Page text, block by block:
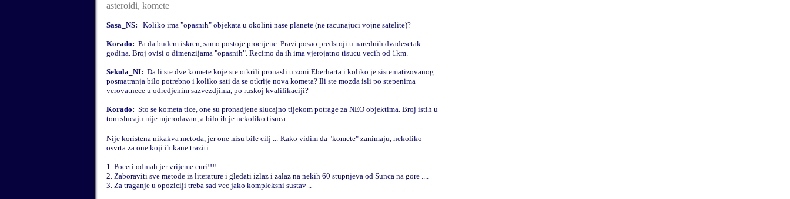
asteroidi, komete
Sasa_NS: Koliko ima "opasnih" objekata u okolini nase planete (ne racunajuci vojne satelite)?
Korado: Pa da budem iskren, samo postoje procijene. Pravi posao predstoji u narednih dvadesetak
godina. Broj ovisi o dimenzijama "opasnih". Recimo da ih ima vjerojatno tisucu vecih od 1km.
Sekula_NI: Da li ste dve komete koje ste otkrili pronasli u zoni Eberharta i koliko je sistematizovanog
posmatranja bilo potrebno i koliko sati da se otkrije nova kometa? Ili ste mozda isli po stepenima
verovatnece u odredjenim sazvezdjima, po ruskoj kvalifikaciji?
Korado: Sto se kometa tice, one su pronadjene slucajno tijekom potrage za NEO objektima. Broj istih u
tom slucaju nije mjerodavan, a bilo ih je nekoliko tisuca ...
Nije koristena nikakva metoda, jer one nisu bile cilj ... Kako vidim da "komete" zanimaju, nekoliko
osvrta za one koji ih kane traziti:
1. Poceti odmah jer vrijeme curi!!!!
2. Zaboraviti sve metode iz literature i gledati izlaz i zalaz na nekih 60 stupnjeva od Sunca na gore ....
3. Za traganje u opoziciji treba sad vec jako kompleksni sustav ..